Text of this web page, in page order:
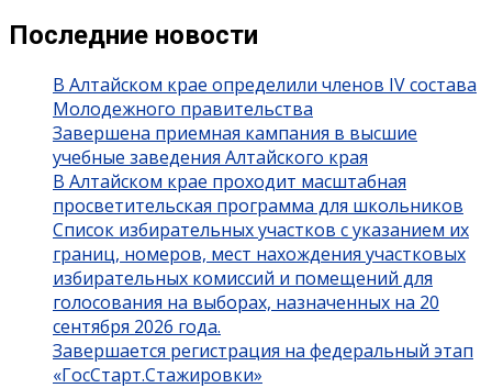
Последние новости
В Алтайском крае определили членов IV состава
Молодежного правительства
Завершена приемная кампания в высшие
учебные заведения Алтайского края
В Алтайском крае проходит масштабная
просветительская программа для школьников
Список избирательных участков с указанием их
границ, номеров, мест нахождения участковых
избирательных комиссий и помещений для
голосования на выборах, назначенных на 20
сентября 2026 года.
Завершается регистрация на федеральный этап
«ГосСтарт.Стажировки»